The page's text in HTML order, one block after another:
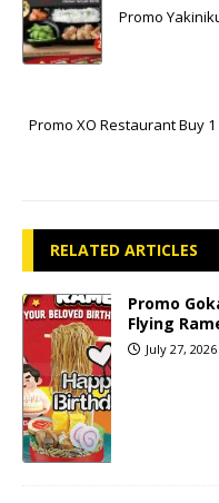
Promo
Promo XO Restaurant Buy
RELATED ARTICLES
Promo
Flying
July 27, 2026